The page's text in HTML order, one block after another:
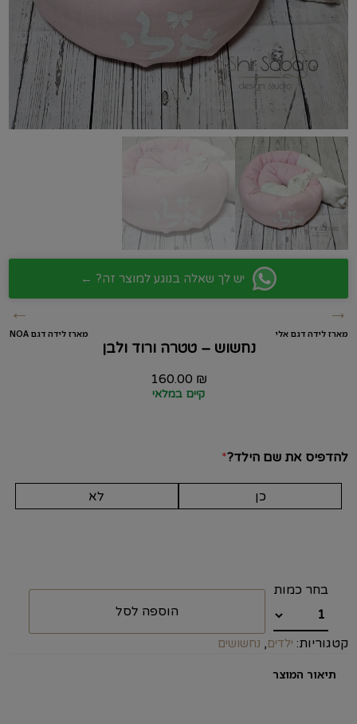
יש לך שאלה בנוגע למוצר זה? ←
→
מארז לידה דגם אלי
←
מארז לידה דגם NOA
נחשוש – טטרה ורוד ולבן
160.00 ₪
קיים במלאי
*להדפיס את שם הילד?
כן לא
הוספה לסל
קטגוריות: ילדים, נחשושים
תיאור המוצר